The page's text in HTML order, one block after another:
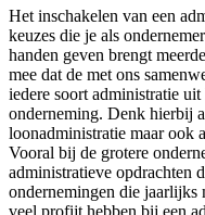
Het inschakelen van een
keuzes die je als
handen geven brengt
mee dat de met ons
iedere soort administratie
onderneming. Denk hierbij
loonadministratie maar ook
Vooral bij de grotere
administratieve opdrachten
ondernemingen die jaarlijks
veel profijt hebben bij een